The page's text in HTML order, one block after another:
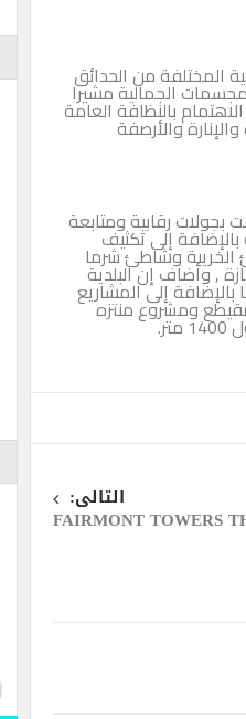
المختلفة من الحدائق
الجمالية مشيرا
بالنظافة العامة
والأرصفة
رقابية ومتابعة
إلى تكثيف
وشاطئ شرما
, وأضاف إن البلدية
إلى المشاريع
ومشروع منتزه
التالى:
FAIRMONT TOWERS